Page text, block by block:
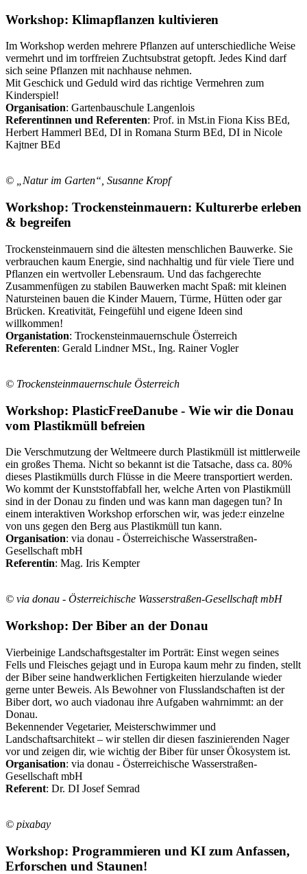
Workshop: Klimapflanzen kultivieren
Im Workshop werden mehrere Pflanzen auf unterschiedliche Weise
vermehrt und im torffreien Zuchtsubstrat getopft. Jedes Kind darf
sich seine Pflanzen mit nachhause nehmen.
Mit Geschick und Geduld wird das richtige Vermehren zum
Kinderspiel!
Organisation: Gartenbauschule Langenlois
Referentinnen und Referenten: Prof. in Mst.in Fiona Kiss BEd,
Herbert Hammerl BEd, DI in Romana Sturm BEd, DI in Nicole
Kajtner BEd
© „Natur im Garten“, Susanne Kropf
Workshop: Trockensteinmauern: Kulturerbe erleben
& begreifen
Trockensteinmauern sind die ältesten menschlichen Bauwerke. Sie
verbrauchen kaum Energie, sind nachhaltig und für viele Tiere und
Pflanzen ein wertvoller Lebensraum. Und das fachgerechte
Zusammenfügen zu stabilen Bauwerken macht Spaß: mit kleinen
Natursteinen bauen die Kinder Mauern, Türme, Hütten oder gar
Brücken. Kreativität, Feingefühl und eigene Ideen sind
willkommen!
Organistation: Trockensteinmauernschule Österreich
Referenten: Gerald Lindner MSt., Ing. Rainer Vogler
© Trockensteinmauernschule Österreich
Workshop: PlasticFreeDanube - Wie wir die Donau
vom Plastikmüll befreien
Die Verschmutzung der Weltmeere durch Plastikmüll ist mittlerweile
ein großes Thema. Nicht so bekannt ist die Tatsache, dass ca. 80%
dieses Plastikmülls durch Flüsse in die Meere transportiert werden.
Wo kommt der Kunststoffabfall her, welche Arten von Plastikmüll
sind in der Donau zu finden und was kann man dagegen tun? In
einem interaktiven Workshop erforschen wir, was jede:r einzelne
von uns gegen den Berg aus Plastikmüll tun kann.
Organisation: via donau - Österreichische Wasserstraßen-
Gesellschaft mbH
Referentin: Mag. Iris Kempter
© via donau - Österreichische Wasserstraßen-Gesellschaft mbH
Workshop: Der Biber an der Donau
Vierbeinige Landschaftsgestalter im Porträt: Einst wegen seines
Fells und Fleisches gejagt und in Europa kaum mehr zu finden, stellt
der Biber seine handwerklichen Fertigkeiten hierzulande wieder
gerne unter Beweis. Als Bewohner von Flusslandschaften ist der
Biber dort, wo auch viadonau ihre Aufgaben wahrnimmt: an der
Donau.
Bekennender Vegetarier, Meisterschwimmer und
Landschaftsarchitekt – wir stellen dir diesen faszinierenden Nager
vor und zeigen dir, wie wichtig der Biber für unser Ökosystem ist.
Organisation: via donau - Österreichische Wasserstraßen-
Gesellschaft mbH
Referent: Dr. DI Josef Semrad
© pixabay
Workshop: Programmieren und KI zum Anfassen,
Erforschen und Staunen!